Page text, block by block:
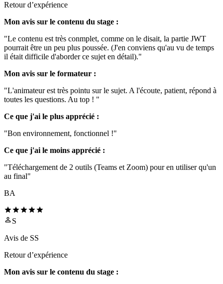
Retour d’expérience
Mon avis sur le contenu du stage :
"Le contenu est très conmplet, comme on le disait, la partie JWT
pourrait être un peu plus poussée. (J'en conviens qu'au vu de temps
il était difficile d'aborder ce sujet en détail)."
Mon avis sur le formateur :
"L'animateur est très pointu sur le sujet. A l'écoute, patient, répond à
toutes les questions. Au top ! "
Ce que j'ai le plus apprécié :
"Bon environnement, fonctionnel !"
Ce que j'ai le moins apprécié :
"Téléchargement de 2 outils (Teams et Zoom) pour en utiliser qu'un
au final"
BA
S
Avis de SS
Retour d’expérience
Mon avis sur le contenu du stage :